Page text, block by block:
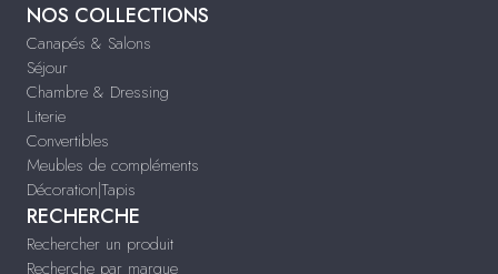
NOS COLLECTIONS
Canapés & Salons
Séjour
Chambre & Dressing
Literie
Convertibles
Meubles de compléments
Décoration|Tapis
RECHERCHE
Rechercher un produit
Recherche par marque